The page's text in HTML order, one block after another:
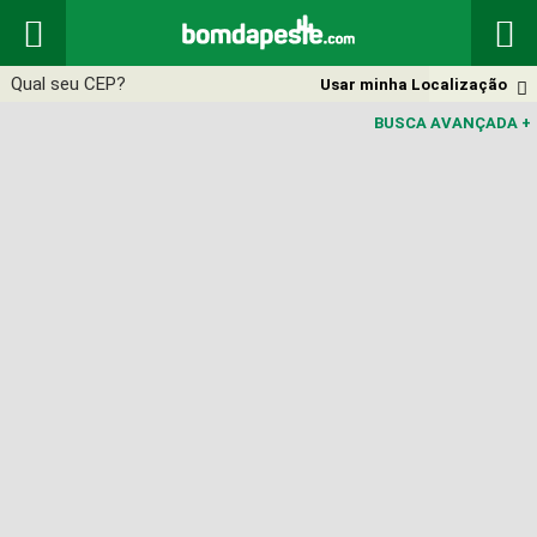
 

Usar minha Localização
BUSCA AVANÇADA +